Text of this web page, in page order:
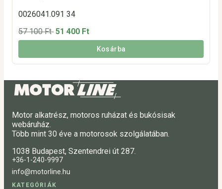
0026041.091 34
57 100 Ft 51 400 Ft
Kosárba
Motor alkatrész, motoros ruházat és bukósisak
webáruház.
Több mint 30 éve a motorosok szolgálatában.
1038 Budapest, Szentendrei út 287.
+36-1-240-9997
info@motorline.hu
KATEGÓRIÁK